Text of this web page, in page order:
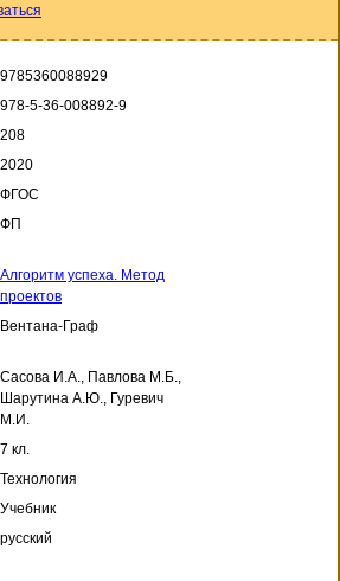
9785360088929
978-5-36-008892-9
208
2020
ФГОС
ФП
Алгоритм успеха. Метод
проектов
Вентана-Граф
Сасова И.А., Павлова М.Б.,
Шарутина А.Ю., Гуревич
М.И.
7 кл.
Технология
Учебник
русский